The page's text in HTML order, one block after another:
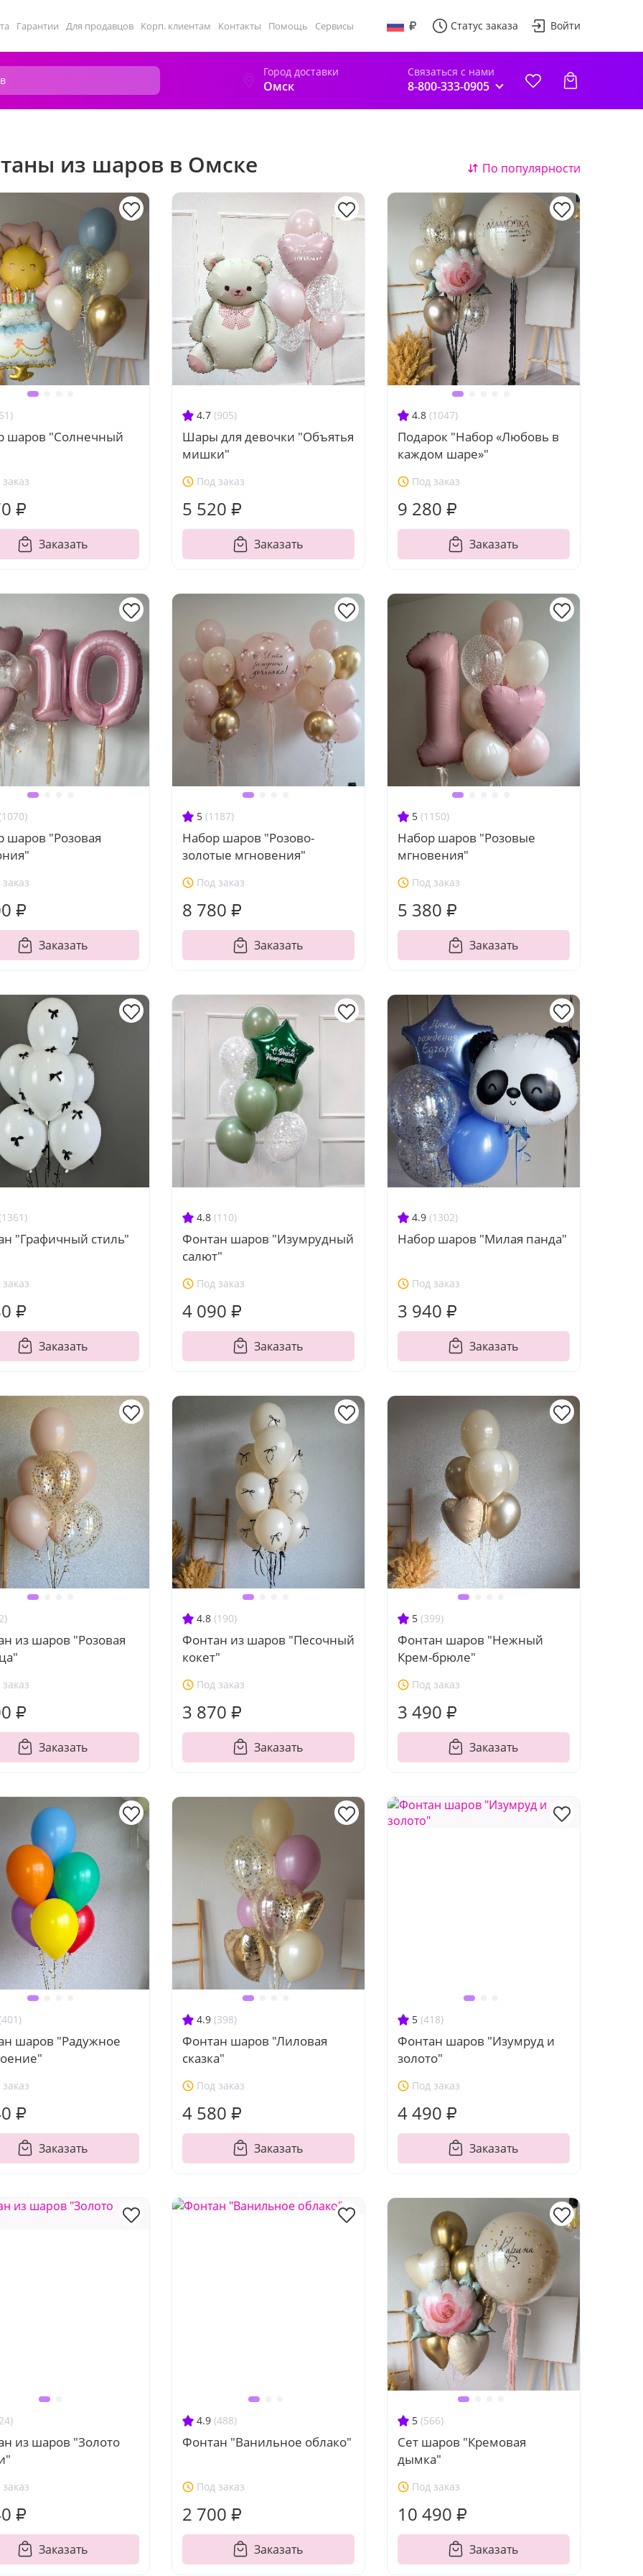
Гарантии Для продавцов Корп. клиентам Контакты Помощь Сервисы Статус заказа Войти
Город доставки
Омск
Связаться с нами
8-800-333-0905
из шаров в Омске По популярности
шаров "Солнечный
₽
Заказать
4.7 (905)
Шары для девочки "Объятья
мишки"
Под заказ
5 520 ₽
Заказать
4.8 (1047)
Подарок "Набор «Любовь в
каждом шаре»"
Под заказ
9 280 ₽
Заказать
шаров "Розовая
₽
Заказать
5 (1187)
Набор шаров "Розово-
золотые мгновения"
Под заказ
8 780 ₽
Заказать
5 (1150)
Набор шаров "Розовые
мгновения"
Под заказ
5 380 ₽
Заказать
"Графичный стиль"
₽
Заказать
4.8 (110)
Фонтан шаров "Изумрудный
салют"
Под заказ
4 090 ₽
Заказать
4.9 (1302)
Набор шаров "Милая панда"
Под заказ
3 940 ₽
Заказать
из шаров "Розовая
₽
Заказать
4.8 (190)
Фонтан из шаров "Песочный
кокет"
Под заказ
3 870 ₽
Заказать
5 (399)
Фонтан шаров "Нежный
Крем-брюле"
Под заказ
3 490 ₽
Заказать
шаров "Радужное
₽
Заказать
4.9 (398)
Фонтан шаров "Лиловая
сказка"
Под заказ
4 580 ₽
Заказать
5 (418)
Фонтан шаров "Изумруд и
золото"
Под заказ
4 490 ₽
Заказать
из шаров "Золото
₽
Заказать
4.9 (488)
Фонтан "Ванильное облако"
Под заказ
2 700 ₽
Заказать
5 (566)
Сет шаров "Кремовая
дымка"
Под заказ
10 490 ₽
Заказать